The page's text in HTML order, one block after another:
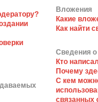
Вложения
Какие
Как найти
Сведения о
Кто
Почему
С кем
связанных